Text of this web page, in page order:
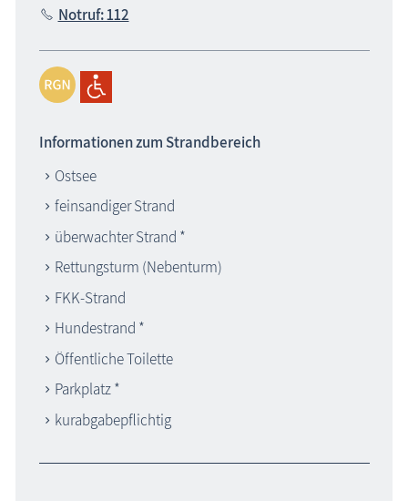
Notruf: 112
Informationen zum Strandbereich
Ostsee
feinsandiger Strand
überwachter Strand *
Rettungsturm (Nebenturm)
FKK-Strand
Hundestrand *
Öffentliche Toilette
Parkplatz *
kurabgabepflichtig